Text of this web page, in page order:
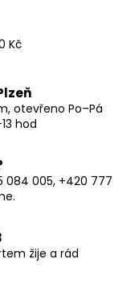
Kč
otevřeno Po–Pá
hod
084 005, +420 777
žije a rád